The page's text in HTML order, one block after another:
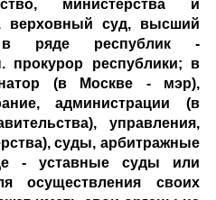
министерства и
верховный суд, высший
в ряде республик -
прокурор республики; в
(в Москве - мэр),
администрации (в
управления,
суды, арбитражные
- уставные суды или
осуществления своих